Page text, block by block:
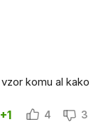
komu al kako
+1 4 3